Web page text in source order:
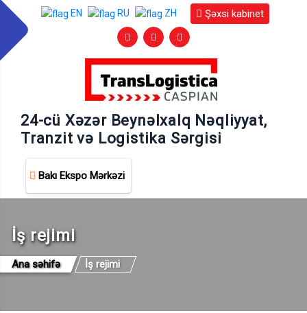
EN RU ZH Şəxsi kabinet
24-cü Xəzər Beynəlxalq Nəqliyyat,
Tranzit və Logistika Sərgisi
Bakı Ekspo Mərkəzi
İş rejimi
Ana səhifə İş rejimi